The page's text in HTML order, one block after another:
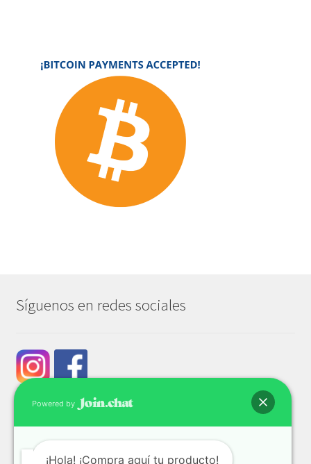
Síguenos en redes sociales
Powered by
¡Hola! ¡Compra aquí tu producto!